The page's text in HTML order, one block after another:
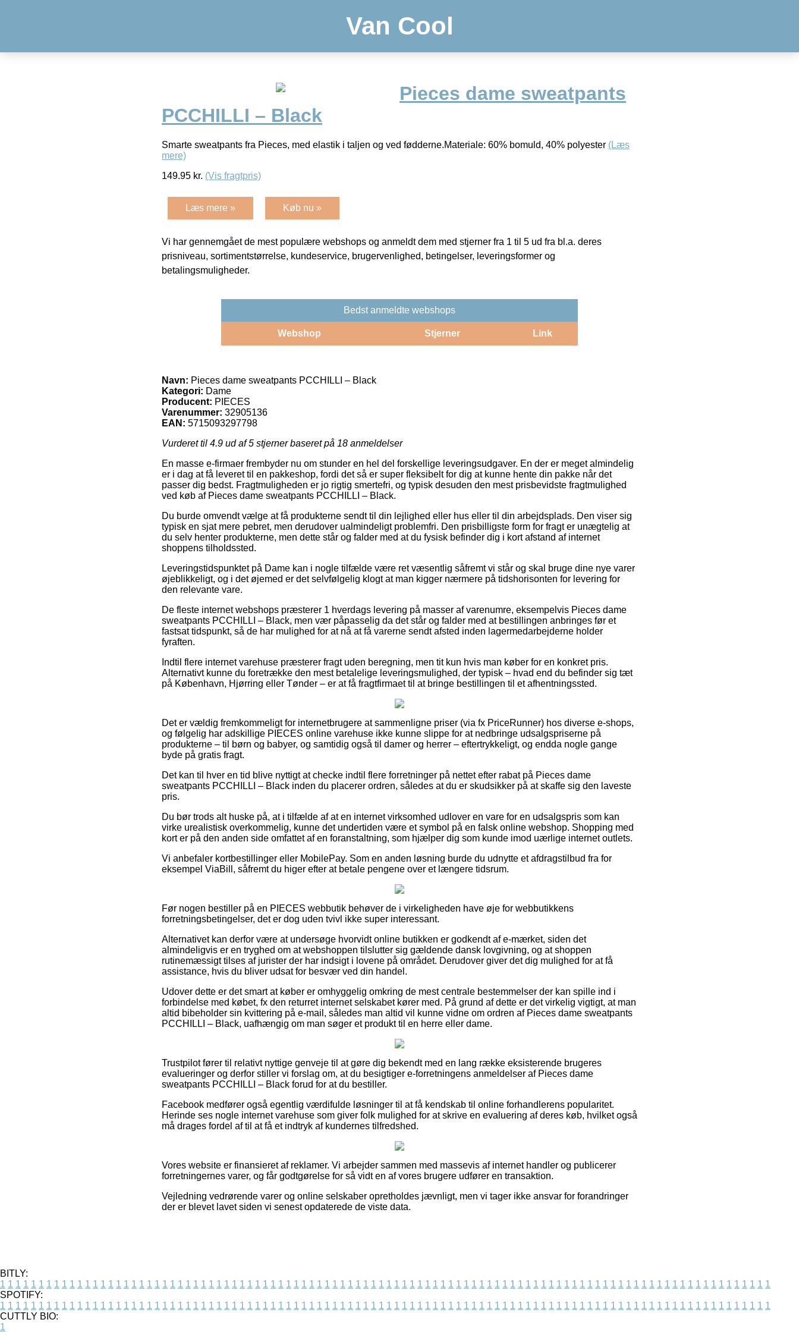
Van Cool
Pieces dame sweatpants
PCCHILLI – Black
Smarte sweatpants fra Pieces, med elastik i taljen og ved fødderne.Materiale: 60% bomuld, 40% polyester (Læs
mere)
149.95 kr. (Vis fragtpris)
Læs mere » Køb nu »
Vi har gennemgået de mest populære webshops og anmeldt dem med stjerner fra 1 til 5 ud fra bl.a. deres
prisniveau, sortimentstørrelse, kundeservice, brugervenlighed, betingelser, leveringsformer og
betalingsmuligheder.
Bedst anmeldte webshops
Webshop Stjerner Link
Navn: Pieces dame sweatpants PCCHILLI – Black
Kategori: Dame
Producent: PIECES
Varenummer: 32905136
EAN: 5715093297798
Vurderet til 4.9 ud af 5 stjerner baseret på 18 anmeldelser
En masse e-firmaer frembyder nu om stunder en hel del forskellige leveringsudgaver. En der er meget almindelig
er i dag at få leveret til en pakkeshop, fordi det så er super fleksibelt for dig at kunne hente din pakke når det
passer dig bedst. Fragtmuligheden er jo rigtig smertefri, og typisk desuden den mest prisbevidste fragtmulighed
ved køb af Pieces dame sweatpants PCCHILLI – Black.
Du burde omvendt vælge at få produkterne sendt til din lejlighed eller hus eller til din arbejdsplads. Den viser sig
typisk en sjat mere pebret, men derudover ualmindeligt problemfri. Den prisbilligste form for fragt er unægtelig at
du selv henter produkterne, men dette står og falder med at du fysisk befinder dig i kort afstand af internet
shoppens tilholdssted.
Leveringstidspunktet på Dame kan i nogle tilfælde være ret væsentlig såfremt vi står og skal bruge dine nye varer
øjeblikkeligt, og i det øjemed er det selvfølgelig klogt at man kigger nærmere på tidshorisonten for levering for
den relevante vare.
De fleste internet webshops præsterer 1 hverdags levering på masser af varenumre, eksempelvis Pieces dame
sweatpants PCCHILLI – Black, men vær påpasselig da det står og falder med at bestillingen anbringes før et
fastsat tidspunkt, så de har mulighed for at nå at få varerne sendt afsted inden lagermedarbejderne holder
fyraften.
Indtil flere internet varehuse præsterer fragt uden beregning, men tit kun hvis man køber for en konkret pris.
Alternativt kunne du foretrække den mest betalelige leveringsmulighed, der typisk – hvad end du befinder sig tæt
på København, Hjørring eller Tønder – er at få fragtfirmaet til at bringe bestillingen til et afhentningssted.
Det er vældig fremkommeligt for internetbrugere at sammenligne priser (via fx PriceRunner) hos diverse e-shops,
og følgelig har adskillige PIECES online varehuse ikke kunne slippe for at nedbringe udsalgspriserne på
produkterne – til børn og babyer, og samtidig også til damer og herrer – eftertrykkeligt, og endda nogle gange
byde på gratis fragt.
Det kan til hver en tid blive nyttigt at checke indtil flere forretninger på nettet efter rabat på Pieces dame
sweatpants PCCHILLI – Black inden du placerer ordren, således at du er skudsikker på at skaffe sig den laveste
pris.
Du bør trods alt huske på, at i tilfælde af at en internet virksomhed udlover en vare for en udsalgspris som kan
virke urealistisk overkommelig, kunne det undertiden være et symbol på en falsk online webshop. Shopping med
kort er på den anden side omfattet af en foranstaltning, som hjælper dig som kunde imod uærlige internet outlets.
Vi anbefaler kortbestillinger eller MobilePay. Som en anden løsning burde du udnytte et afdragstilbud fra for
eksempel ViaBill, såfremt du higer efter at betale pengene over et længere tidsrum.
Før nogen bestiller på en PIECES webbutik behøver de i virkeligheden have øje for webbutikkens
forretningsbetingelser, det er dog uden tvivl ikke super interessant.
Alternativet kan derfor være at undersøge hvorvidt online butikken er godkendt af e-mærket, siden det
almindeligvis er en tryghed om at webshoppen tilslutter sig gældende dansk lovgivning, og at shoppen
rutinemæssigt tilses af jurister der har indsigt i lovene på området. Derudover giver det dig mulighed for at få
assistance, hvis du bliver udsat for besvær ved din handel.
Udover dette er det smart at køber er omhyggelig omkring de mest centrale bestemmelser der kan spille ind i
forbindelse med købet, fx den returret internet selskabet kører med. På grund af dette er det virkelig vigtigt, at man
altid bibeholder sin kvittering på e-mail, således man altid vil kunne vidne om ordren af Pieces dame sweatpants
PCCHILLI – Black, uafhængig om man søger et produkt til en herre eller dame.
Trustpilot fører til relativt nyttige genveje til at gøre dig bekendt med en lang række eksisterende brugeres
evalueringer og derfor stiller vi forslag om, at du besigtiger e-forretningens anmeldelser af Pieces dame
sweatpants PCCHILLI – Black forud for at du bestiller.
Facebook medfører også egentlig værdifulde løsninger til at få kendskab til online forhandlerens popularitet.
Herinde ses nogle internet varehuse som giver folk mulighed for at skrive en evaluering af deres køb, hvilket også
må drages fordel af til at få et indtryk af kundernes tilfredshed.
Vores website er finansieret af reklamer. Vi arbejder sammen med massevis af internet handler og publicerer
forretningernes varer, og får godtgørelse for så vidt en af vores brugere udfører en transaktion.
Vejledning vedrørende varer og online selskaber opretholdes jævnligt, men vi tager ikke ansvar for forandringer
der er blevet lavet siden vi senest opdaterede de viste data.
BITLY:
1 1 1 1 1 1 1 1 1 1 1 1 1 1 1 1 1 1 1 1 1 1 1 1 1 1 1 1 1 1 1 1 1 1 1 1 1 1 1 1 1 1 1 1 1 1 1 1 1 1 1 1 1 1 1 1 1 1 1 1 1 1 1 1 1 1 1 1 1 1 1 1 1 1 1 1 1 1 1 1 1 1 1 1 1 1 1 1 1 1 1 1 1 1 1 1 1 1 1 1
SPOTIFY:
1 1 1 1 1 1 1 1 1 1 1 1 1 1 1 1 1 1 1 1 1 1 1 1 1 1 1 1 1 1 1 1 1 1 1 1 1 1 1 1 1 1 1 1 1 1 1 1 1 1 1 1 1 1 1 1 1 1 1 1 1 1 1 1 1 1 1 1 1 1 1 1 1 1 1 1 1 1 1 1 1 1 1 1 1 1 1 1 1 1 1 1 1 1 1 1 1 1 1 1
CUTTLY BIO:
1